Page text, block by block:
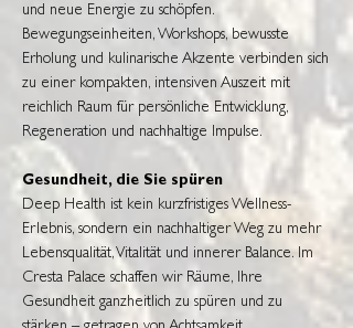
und neue Energie zu schöpfen.
Bewegungseinheiten, Workshops, bewusste
Erholung und kulinarische Akzente verbinden sich
zu einer kompakten, intensiven Auszeit mit
reichlich Raum für persönliche Entwicklung,
Regeneration und nachhaltige Impulse.
Gesundheit, die Sie spüren
Deep Health ist kein kurzfristiges Wellness-
Erlebnis, sondern ein nachhaltiger Weg zu mehr
Lebensqualität, Vitalität und innerer Balance. Im
Cresta Palace schaffen wir Räume, Ihre
Gesundheit ganzheitlich zu spüren und zu